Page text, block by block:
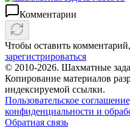
Комментарии
Чтобы оставить
зарегистрироваться
© 2010-2026. Шахматные
Копирование материалов
индексируемой ссылки.
Пользовательское
конфиденциальности и
Обратная связь